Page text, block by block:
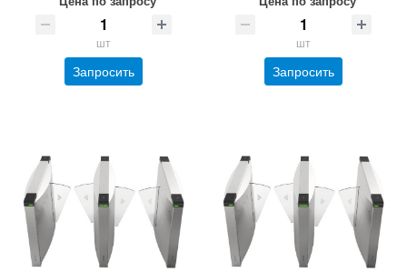
шт
Запросить
шт
Запросить